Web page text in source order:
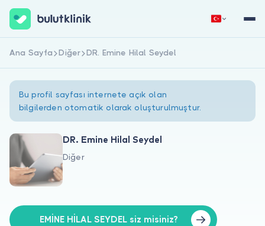
Hakkımızda
Doktorlar için
Hemen Kaydol Giriş Yap
Ana Sayfa Diğer DR. Emine Hilal Seydel
Bu profil sayfası internete açık olan
bilgilerden otomatik olarak oluşturulmuştur.
DR. Emine Hilal Seydel
Diğer
EMİNE HİLAL SEYDEL siz misiniz?